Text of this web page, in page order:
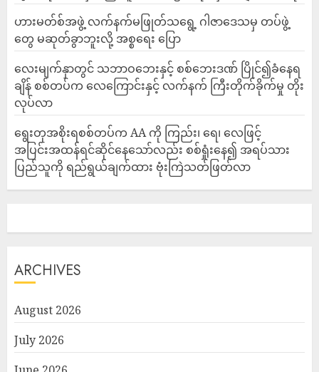
ဟားမတ်စ်အဖွဲ့ လက်နက်မဖြုတ်သရွေ့ ဂါဇာဒေသမှ တပ်ဖွဲ့
တွေ မဆုတ်ခွာဘူးလို့ အစ္စရေး ပြော
‎လေးမျက်နှာတွင် သဘာဝဘေးနှင့် စစ်ဘေးဒဏ် ပြိုင်၍ခံနေရ
ချိန် စစ်တပ်က လေကြောင်းနှင့် လက်နက် ကြီးတိုက်ခိုက်မှု တိုး
လုပ်လာ
ရွေးတုအစိုးရစစ်တပ်က AA ကို ကြည်း၊ ရေ၊ လေဖြင့်
အပြင်းအထန်ရင်ဆိုင်နေသော်လည်း စစ်ရှုံးနေ၍ အရပ်သား
ပြည်သူကို ရည်ရွယ်ချက်ထား ဗုံးကြဲသတ်ဖြတ်လာ
ARCHIVES
August 2026
July 2026